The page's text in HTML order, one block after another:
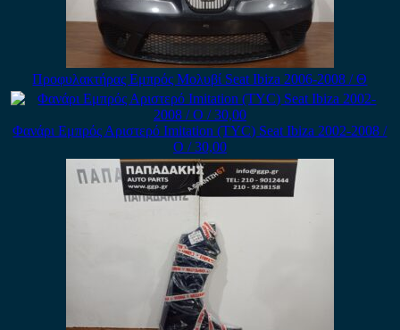
Προφυλακτήρας Εμπρός Μολυβί Seat Ibiza 2006-2008 / Θ
Φανάρι Εμπρός Αριστερό Imitation (TYC) Seat Ibiza 2002-2008 /
Ο / 30,00